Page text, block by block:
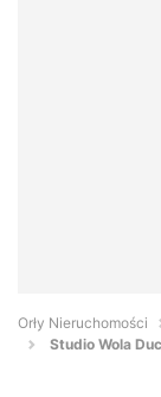
Orły Nieruchomości
Studio Wola